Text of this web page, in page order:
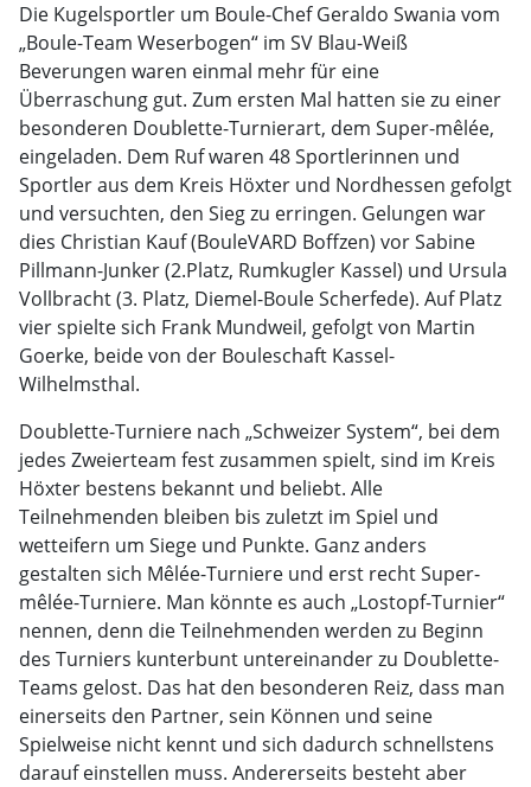
Die Kugelsportler um Boule-Chef Geraldo Swania vom
„Boule-Team Weserbogen“ im SV Blau-Weiß
Beverungen waren einmal mehr für eine
Überraschung gut. Zum ersten Mal hatten sie zu einer
besonderen Doublette-Turnierart, dem Super-mêlée,
eingeladen. Dem Ruf waren 48 Sportlerinnen und
Sportler aus dem Kreis Höxter und Nordhessen gefolgt
und versuchten, den Sieg zu erringen. Gelungen war
dies Christian Kauf (BouleVARD Boffzen) vor Sabine
Pillmann-Junker (2.Platz, Rumkugler Kassel) und Ursula
Vollbracht (3. Platz, Diemel-Boule Scherfede). Auf Platz
vier spielte sich Frank Mundweil, gefolgt von Martin
Goerke, beide von der Bouleschaft Kassel-
Wilhelmsthal.
Doublette-Turniere nach „Schweizer System“, bei dem
jedes Zweierteam fest zusammen spielt, sind im Kreis
Höxter bestens bekannt und beliebt. Alle
Teilnehmenden bleiben bis zuletzt im Spiel und
wetteifern um Siege und Punkte. Ganz anders
gestalten sich Mêlée-Turniere und erst recht Super-
mêlée-Turniere. Man könnte es auch „Lostopf-Turnier“
nennen, denn die Teilnehmenden werden zu Beginn
des Turniers kunterbunt untereinander zu Doublette-
Teams gelost. Das hat den besonderen Reiz, dass man
einerseits den Partner, sein Können und seine
Spielweise nicht kennt und sich dadurch schnellstens
darauf einstellen muss. Andererseits besteht aber